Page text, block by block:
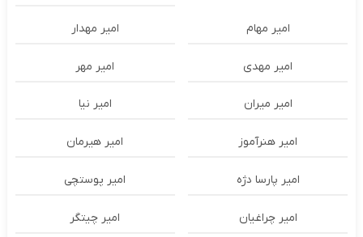
امیر مهام امیر مهدار
امیر مهدی امیر مهر
امیر میران امیر نیا
امیر هنرآموز امیر هیرمان
امیر پارسا دژه امیر پوستچی
امیر چراغیان امیر چیتگر